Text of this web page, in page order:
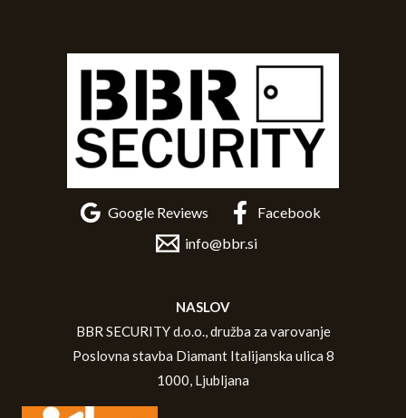
Google Reviews
Facebook
info@bbr.si
NASLOV
BBR SECURITY d.o.o., družba za varovanje
Poslovna stavba Diamant Italijanska ulica 8
1000, Ljubljana